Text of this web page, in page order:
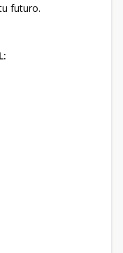
futuro.